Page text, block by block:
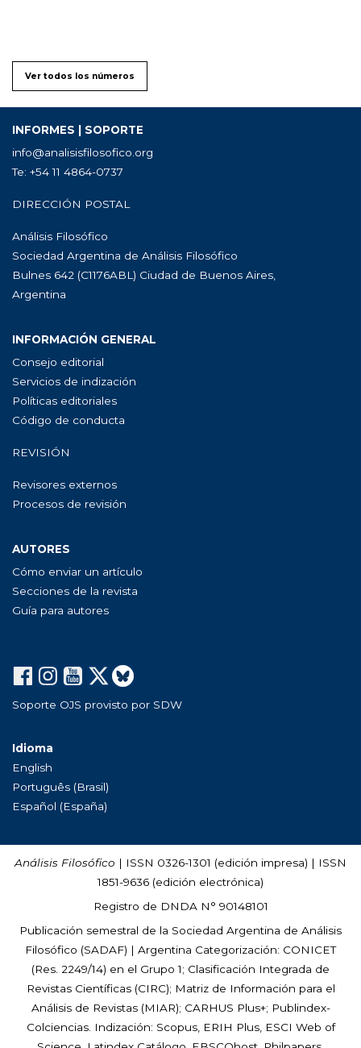
Ver todos los números
INFORMES | SOPORTE
info@analisisfilosofico.org
Te: +54 11 4864-0737
DIRECCIÓN POSTAL
Análisis Filosófico
Sociedad Argentina de Análisis Filosófico
Bulnes 642 (C1176ABL) Ciudad de Buenos Aires,
Argentina
INFORMACIÓN GENERAL
Consejo editorial
Servicios de indización
Políticas editoriales
Código de conducta
REVISIÓN
Revisores externos
Procesos de revisión
AUTORES
Cómo enviar un artículo
Secciones de la revista
Guía para autores
Soporte OJS provisto por SDW
Idioma
English
Português (Brasil)
Español (España)
Análisis Filosófico | ISSN 0326-1301 (edición impresa) | ISSN
1851-9636 (edición electrónica)
Registro de DNDA N° 90148101
Publicación semestral de la Sociedad Argentina de Análisis
Filosófico (SADAF) | Argentina Categorización: CONICET
(Res. 2249/14) en el Grupo 1; Clasificación Integrada de
Revistas Científicas (CIRC); Matriz de Información para el
Análisis de Revistas (MIAR); CARHUS Plus+; Publindex-
Colciencias. Indización: Scopus, ERIH Plus, ESCI Web of